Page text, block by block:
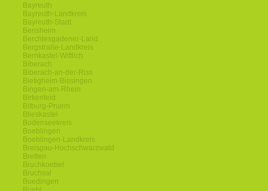
Bayreuth
Bayreuth-Landkreis
Bayreuth-Stadt
Bensheim
Berchtesgadener-Land
Bergstraße-Landkreis
Bernkastel-Wittlich
Biberach
Biberach-an-der-Riss
Bietigheim-Bissingen
Bingen-am-Rhein
Birkenfeld
Bitburg-Pruem
Blieskastel
Bodenseekreis
Boeblingen
Boeblingen-Landkreis
Breisgau-Hochschwarzwald
Bretten
Bruchkoebel
Bruchsal
Buedingen